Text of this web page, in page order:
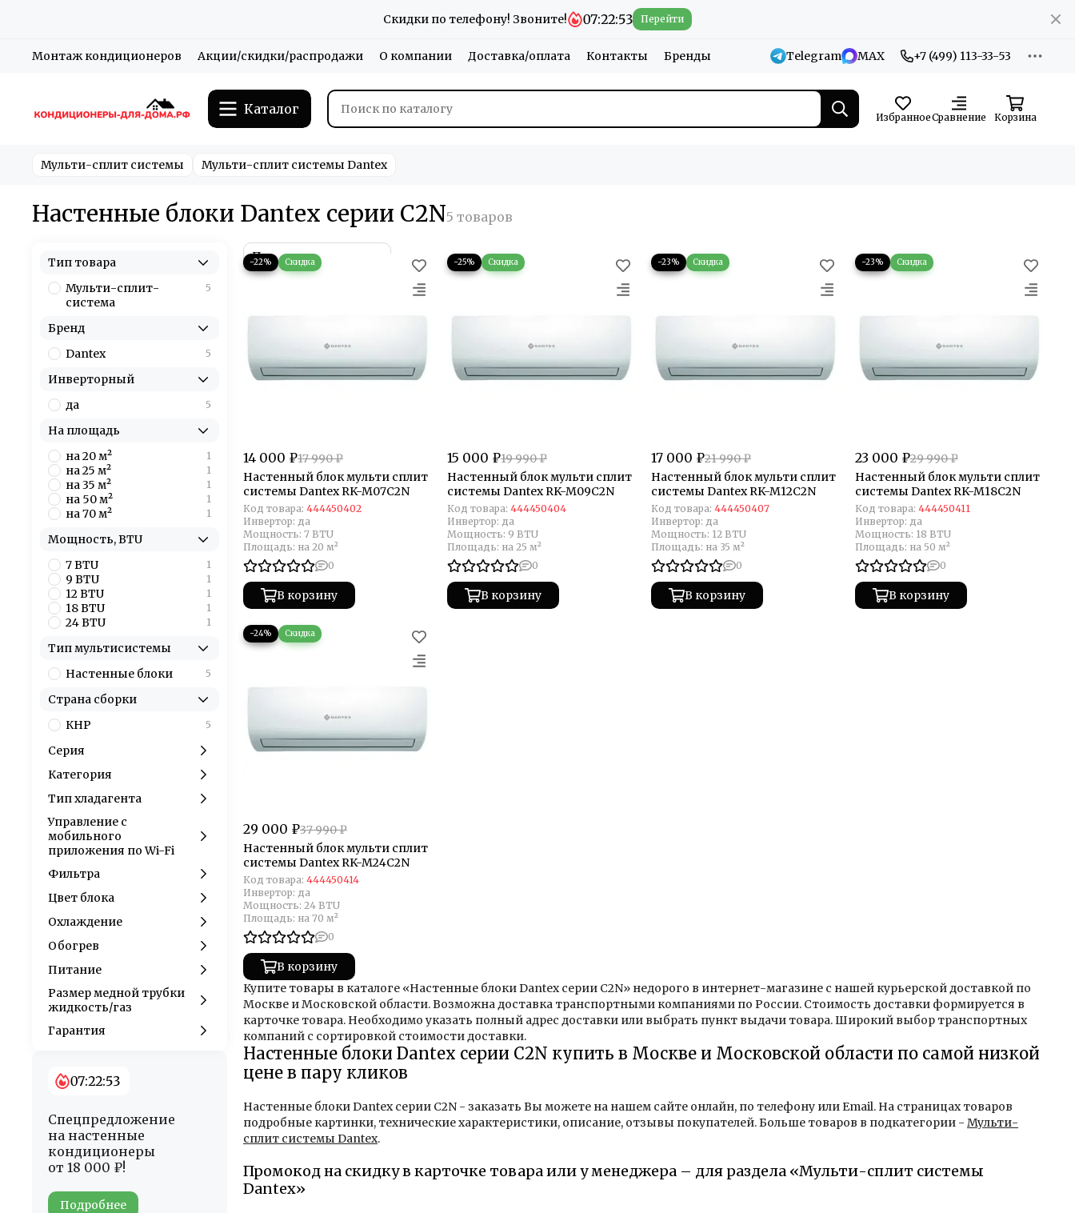
Скидки по телефону! Звоните! 07:22:51 Перейти
Монтаж кондиционеров Акции/скидки/распродажи О компании Доставка/оплата Контакты Бренды Telegram MAX +7 (499) 113-33-53
Каталог
ИзбранноеСравнение Корзина
Мульти-сплит системы Мульти-сплит системы Dantex
Настенные блоки Dantex серии C2N
−22%
14 000 ₽17 990 ₽
Настенный блок мульти сплит
системы Dantex RK-M07C2N
Код товара: 444450402
Инвертор: да
Мощность: 7 BTU
Площадь: на 20 м²
0
В корзину
−25%
15 000 ₽19 990 ₽
Настенный блок мульти сплит
системы Dantex RK-M09C2N
Код товара: 444450404
Инвертор: да
Мощность: 9 BTU
Площадь: на 25 м²
0
В корзину
−23%
17 000 ₽21 990 ₽
Настенный блок мульти сплит
системы Dantex RK-M12C2N
Код товара: 444450407
Инвертор: да
Мощность: 12 BTU
Площадь: на 35 м²
0
В корзину
−23%
23 000 ₽29 990 ₽
Настенный блок мульти сплит
системы Dantex RK-M18C2N
Код товара: 444450411
Инвертор: да
Мощность: 18 BTU
Площадь: на 50 м²
0
В корзину
−24%
29 000 ₽37 990 ₽
Настенный блок мульти сплит
системы Dantex RK-M24C2N
Код товара: 444450414
Инвертор: да
Мощность: 24 BTU
Площадь: на 70 м²
0
В корзину
Купите товары в каталоге «Настенные блоки Dantex серии C2N» недорого в интернет-магазине с нашей курьерской доставкой по
Москве и Московской области. Возможна доставка транспортными компаниями по России. Стоимость доставки формируется в
карточке товара. Необходимо указать полный адрес доставки или выбрать пункт выдачи товара. Широкий выбор транспортных
компаний с сортировкой стоимости доставки.
Настенные блоки Dantex серии C2N купить в Москве и Московской области по самой низкой
цене в пару кликов
Настенные блоки Dantex серии C2N - заказать Вы можете на нашем сайте онлайн, по телефону или Email. На страницах товаров
подробные картинки, технические характеристики, описание, отзывы покупателей. Больше товаров в подкатегории - Мульти-
сплит системы Dantex.
Промокод на скидку в карточке товара или у менеджера – для раздела «Мульти-сплит системы
Dantex»
Тип товара
Мульти-сплит-
система
5
Бренд
Dantex
5
Инверторный
да
5
На площадь
на 20 м²
1
на 25 м² 1
на 35 м² 1
на 50 м² 1
на 70 м² 1
Мощность, BTU
7 BTU
1
9 BTU 1
12 BTU 1
18 BTU 1
24 BTU 1
Тип мультисистемы
Настенные блоки
5
Страна сборки
КНР
5
Серия
Категория
Тип хладагента
Управление c
мобильного
приложения по Wi-Fi
Фильтра
Цвет блока
Охлаждение
Обогрев
Питание
Размер медной трубки
жидкость/газ
Гарантия
07:22:51
Спецпредложение
на настенные
кондиционеры
от 18 000 ₽!
Подробнее